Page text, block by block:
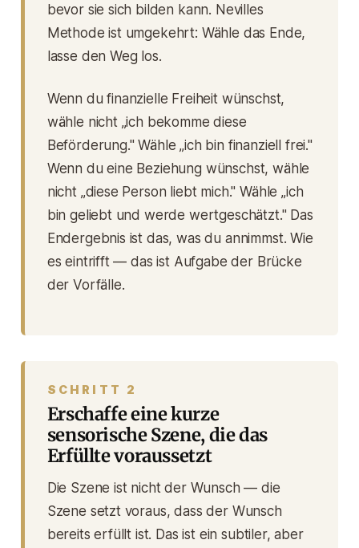
bevor sie sich bilden kann. Nevilles
Methode ist umgekehrt: Wähle das Ende,
lasse den Weg los.
Wenn du finanzielle Freiheit wünschst,
wähle nicht „ich bekomme diese
Beförderung." Wähle „ich bin finanziell frei."
Wenn du eine Beziehung wünschst, wähle
nicht „diese Person liebt mich." Wähle „ich
bin geliebt und werde wertgeschätzt." Das
Endergebnis ist das, was du annimmst. Wie
es eintrifft — das ist Aufgabe der Brücke
der Vorfälle.
SCHRITT 2
Erschaffe eine kurze
sensorische Szene, die das
Erfüllte voraussetzt
Die Szene ist nicht der Wunsch — die
Szene setzt voraus, dass der Wunsch
bereits erfüllt ist. Das ist ein subtiler, aber